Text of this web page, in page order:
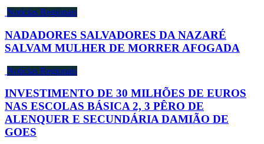
Notícias Regionais
NADADORES SALVADORES DA NAZARÉ
SALVAM MULHER DE MORRER AFOGADA
Notícias Regionais
INVESTIMENTO DE 30 MILHÕES DE EUROS
NAS ESCOLAS BÁSICA 2, 3 PÊRO DE
ALENQUER E SECUNDÁRIA DAMIÃO DE
GOES